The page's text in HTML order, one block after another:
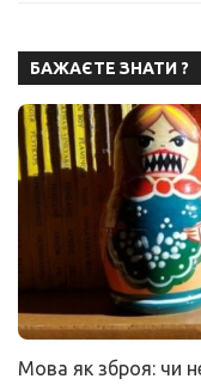
БАЖАЄТЕ ЗНАТИ ?
Мова як зброя: чи